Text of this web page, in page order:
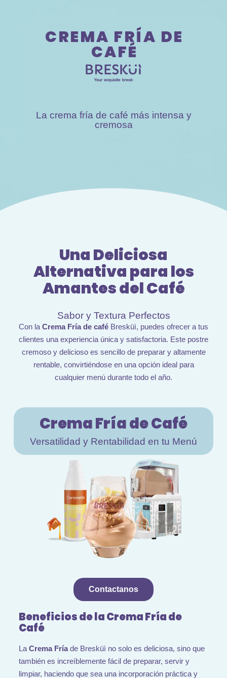
CREMA FRÍA DE
CAFÉ
La crema fría de café más intensa y
cremosa
Una Deliciosa
Alternativa para los
Amantes del Café
Sabor y Textura Perfectos
Con la Crema Fría de café Bresküì, puedes ofrecer a tus
clientes una experiencia única y satisfactoria. Este postre
cremoso y delicioso es sencillo de preparar y altamente
rentable, convirtiéndose en una opción ideal para
cualquier menú durante todo el año.
Crema Fría de Café
Versatilidad y Rentabilidad en tu Menú
Beneficios de la Crema Fría de
Café
La Crema Fríade Bresküì no solo es deliciosa, sino que
también es increíblemente fácil de preparar, servir y
limpiar, haciendo que sea una incorporación práctica y
Contactanos